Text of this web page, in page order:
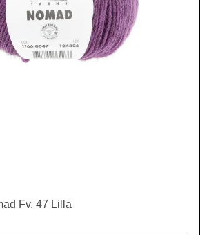
Fv. 47 Lilla